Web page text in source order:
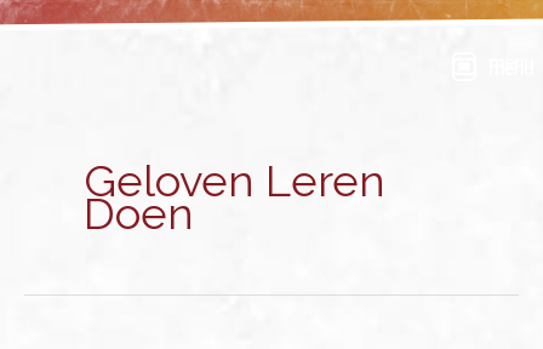
Ga
Geloven Leren
Doen